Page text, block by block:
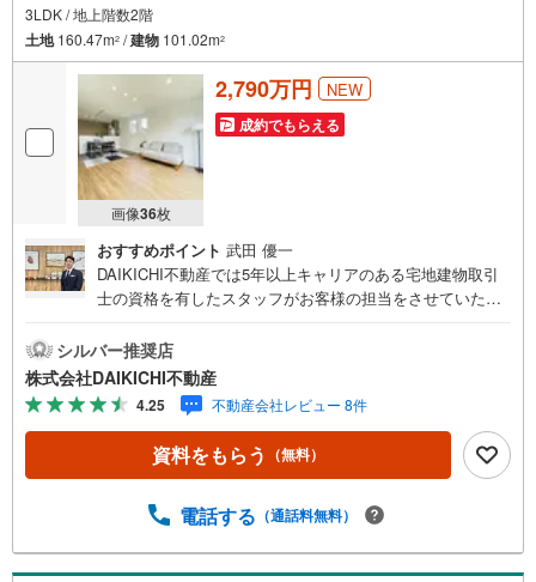
3LDK / 地上階数2階
土地160.47m2 /建物 101.02m2
画像36枚
2,790万円 NEW
成約でもらえる
おすすめポイント 武田 優一
DAIKICHI不動産では5年以上キャリアのある宅地建物取引
士の資格を有したスタッフがお客様の担当をさせていただ
お客様をサポート致します。各スタッフは年間に40件前後
の引き渡しを経験しておりますので、安心、安全のお取引
ができる事をお約束いたします。 住宅ローンや火災保険、
ライフライン（電気、ガス、水道等）や税金の控除手続き
まで、不動産購入に関わる全ての手続きを私共がサポート
いたします。 お客様のご不明点は丁寧にご説明いたします
いて、「どこに、なんで、いくら」全てご説明いたしま
シルバー推奨店
株式会社DAIKICHI不動産
4.25 不動産会社レビュー 8件
資料をもらう （無料）
電話する （通話料無料）